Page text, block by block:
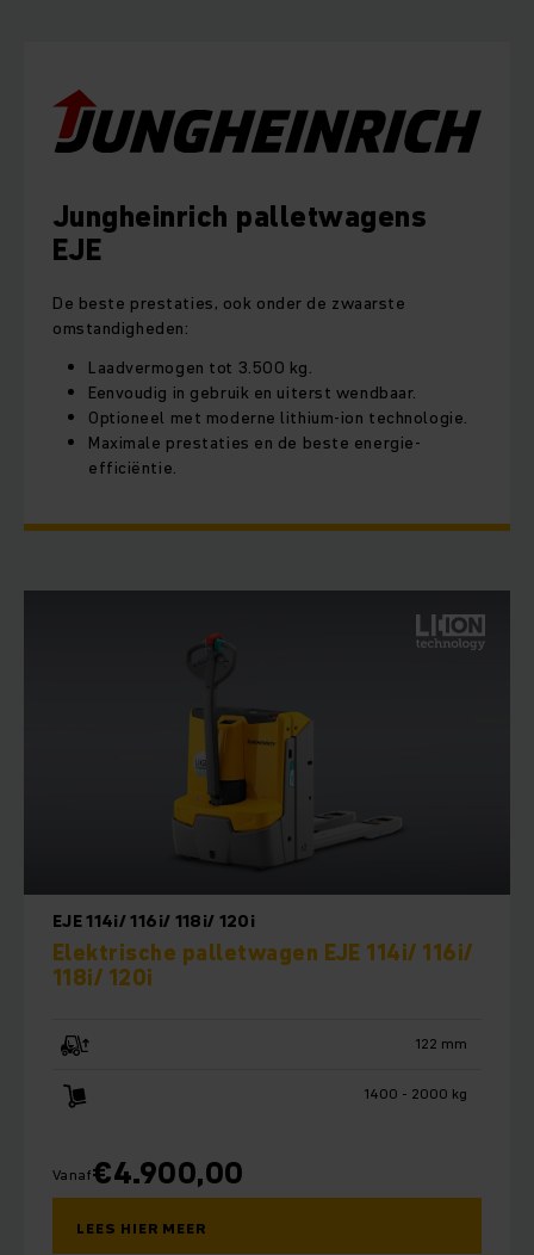
Jungheinrich palletwagens
EJE
De beste prestaties, ook onder de zwaarste
omstandigheden:
Laadvermogen tot 3.500 kg.
Eenvoudig in gebruik en uiterst wendbaar.
Optioneel met moderne lithium-ion technologie.
Maximale prestaties en de beste energie-
efficiëntie.
EJE 114i/ 116i/ 118i/ 120i
Elektrische palletwagen EJE 114i/ 116i/
118i/ 120i
122 mm
1400 - 2000 kg
Vanaf€4.900,00
LEES HIER MEER